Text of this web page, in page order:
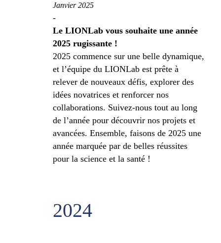
Janvier 2025
-
Le LIONLab vous souhaite une année
2025 rugissante !
2025 commence sur une belle dynamique,
et l’équipe du LIONLab est prête à
relever de nouveaux défis, explorer des
idées novatrices et renforcer nos
collaborations. Suivez-nous tout au long
de l’année pour découvrir nos projets et
avancées. Ensemble, faisons de 2025 une
année marquée par de belles réussites
pour la science et la santé !
2024